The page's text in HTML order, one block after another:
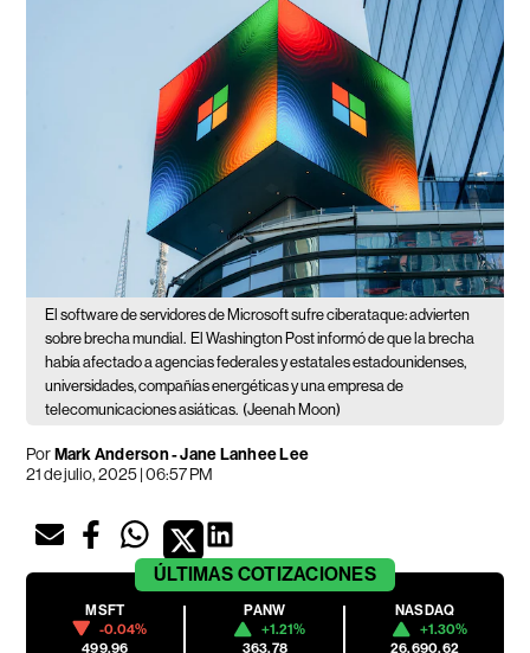
El software de servidores de Microsoft sufre ciberataque: advierten
sobre brecha mundial. El Washington Post informó de que la brecha
había afectado a agencias federales y estatales estadounidenses,
universidades, compañías energéticas y una empresa de
telecomunicaciones asiáticas. (Jeenah Moon)
PorMark Anderson - Jane Lanhee Lee
21 de julio, 2025 | 06:57 PM
ÚLTIMAS COTIZACIONES
MSFT
-0.04%
499.96
PANW
+1.21%
363.78
NASDAQ
+1.30%
26,690.62